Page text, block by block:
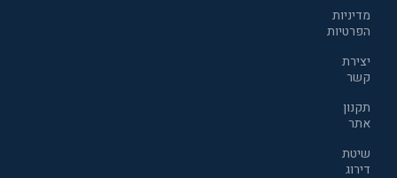
מדיניות
הפרטיות
יצירת
קשר
תקנון
אתר
שיטת
דירוג